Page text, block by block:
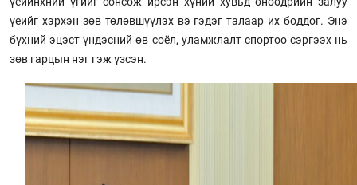
үеийг хэрхэн зөв төлөвшүүлэх вэ гэдэг талаар их боддог. Энэ
бүхний эцэст үндэсний өв соёл, уламжлалт спортоо сэргээх нь
зөв гарцын нэг гэж үзсэн.